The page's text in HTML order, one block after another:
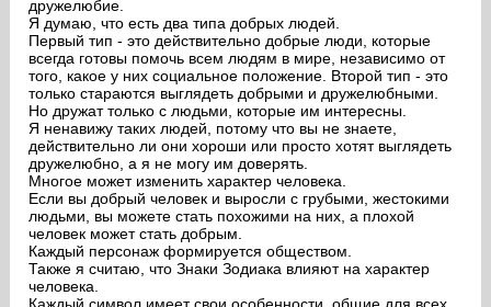
дружелюбие.
Я думаю, что есть два типа добрых людей.
Первый тип - это действительно добрые люди, которые
всегда готовы помочь всем людям в мире, независимо от
того, какое у них социальное положение. Второй тип - это
только стараются выглядеть добрыми и дружелюбными.
Но дружат только с людьми, которые им интересны.
Я ненавижу таких людей, потому что вы не знаете,
действительно ли они хороши или просто хотят выглядеть
дружелюбно, а я не могу им доверять.
Многое может изменить характер человека.
Если вы добрый человек и выросли с грубыми, жестокими
людьми, вы можете стать похожими на них, а плохой
человек может стать добрым.
Каждый персонаж формируется обществом.
Также я считаю, что Знаки Зодиака влияют на характер
человека.